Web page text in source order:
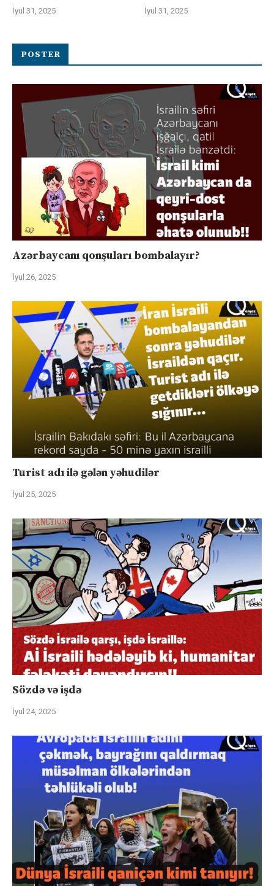
İyul 31, 2025 İyul 31, 2025
POSTER
Azərbaycanı qonşuları bombalayır?
İyul 26, 2025
Turist adı ilə gələn yəhudilər
İyul 25, 2025
Sözdə və işdə
İyul 24, 2025